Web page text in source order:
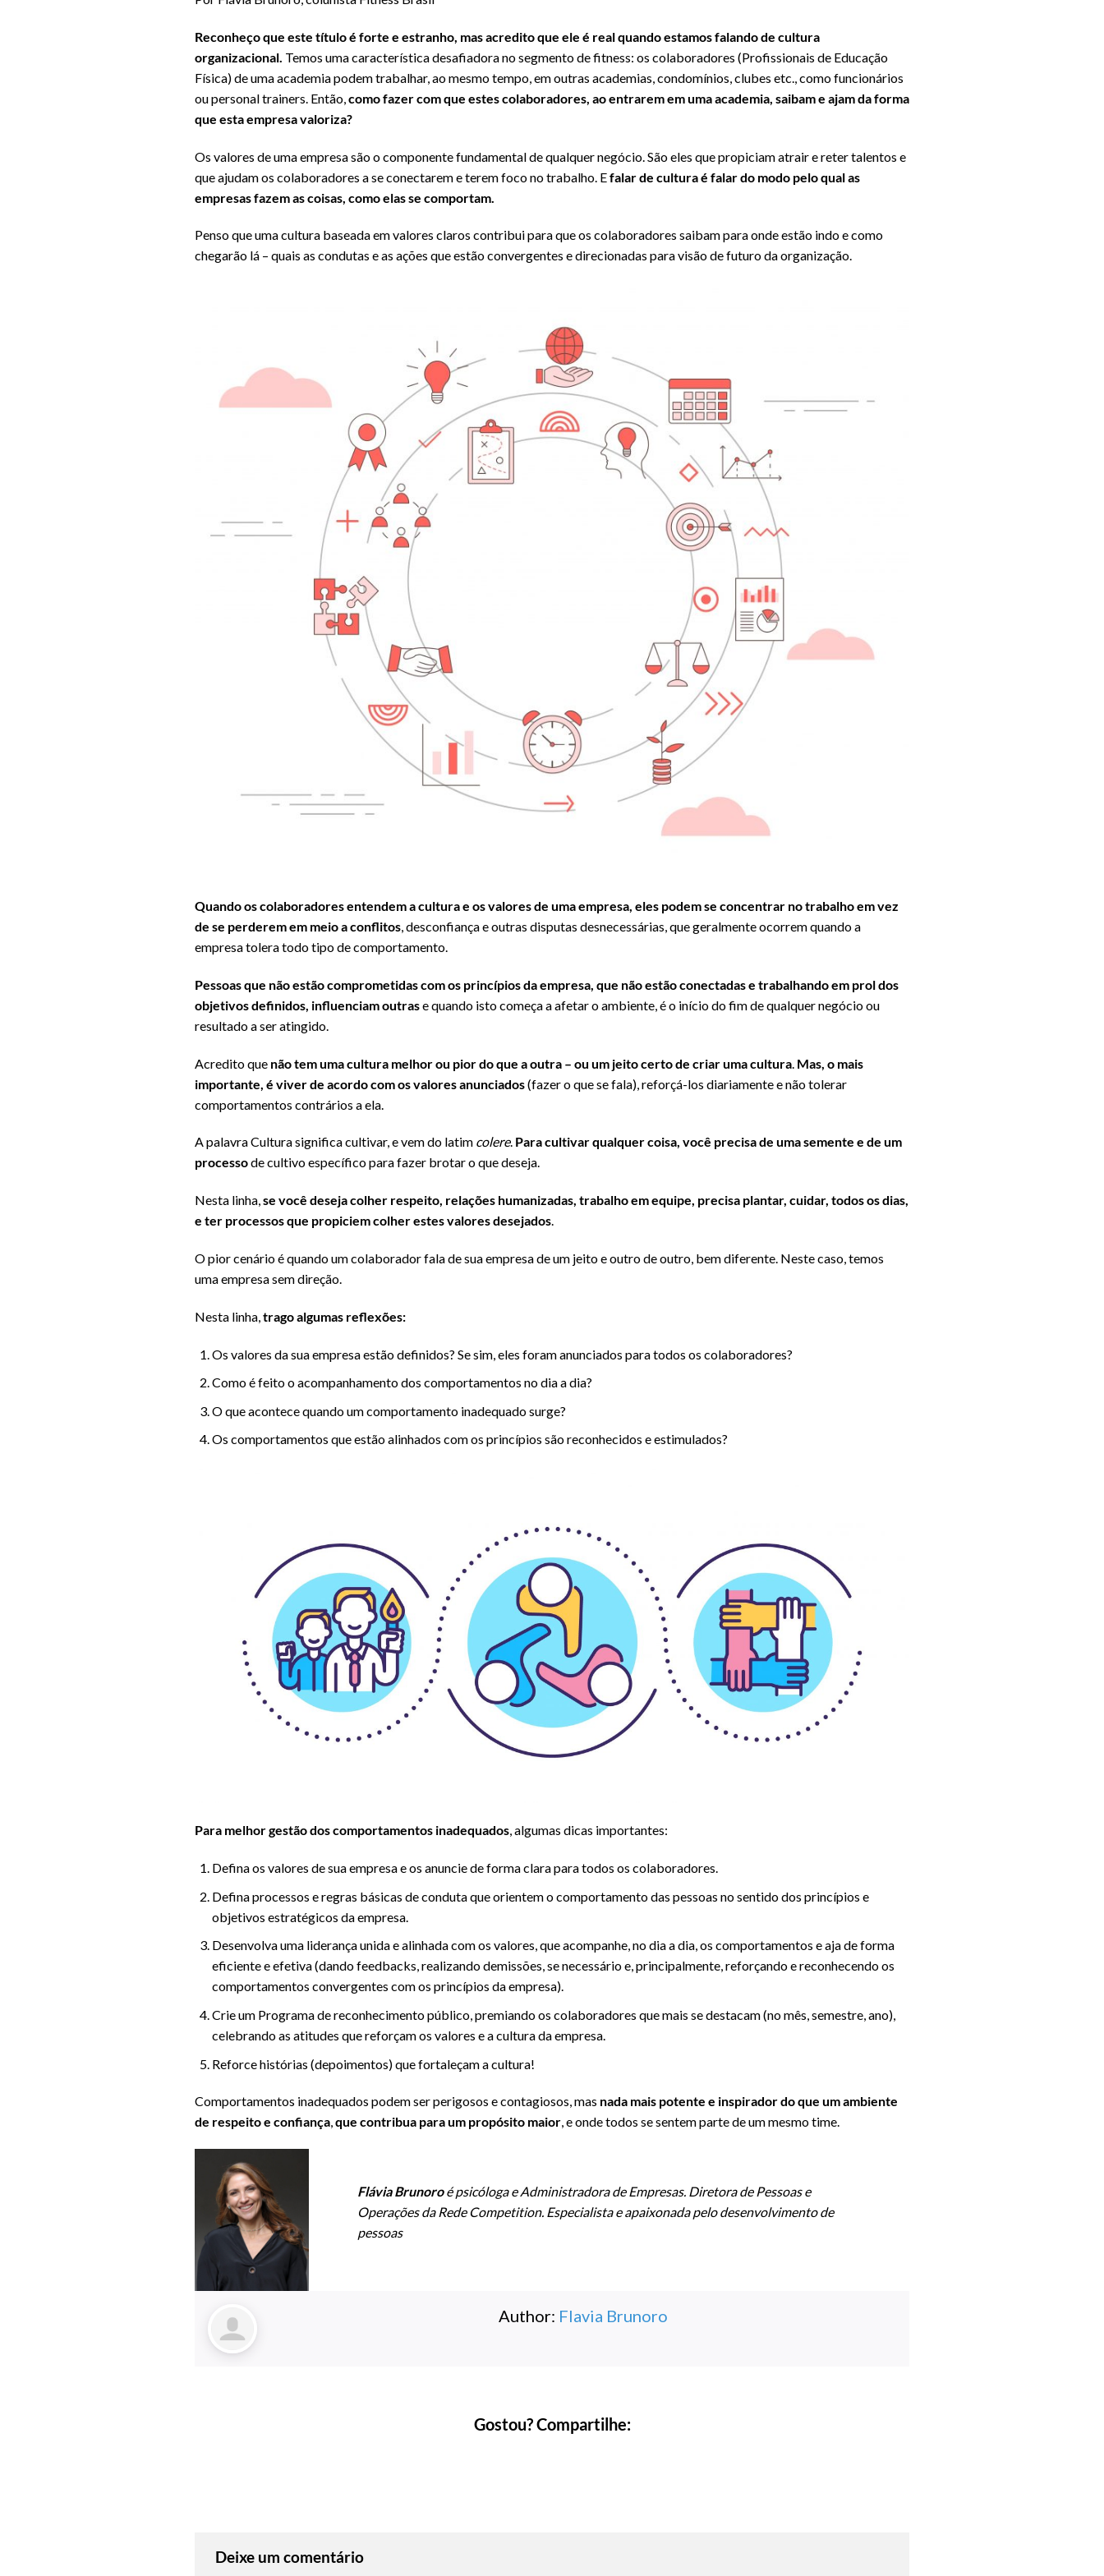
Reconheço que este título é forte e estranho, mas acredito que ele é real quando estamos falando de cultura
organizacional. Temos uma característica desafiadora no segmento de fitness: os colaboradores (Profissionais de Educação
Física) de uma academia podem trabalhar, ao mesmo tempo, em outras academias, condomínios, clubes etc., como funcionários
ou personal trainers. Então, como fazer com que estes colaboradores, ao entrarem em uma academia, saibam e ajam da forma
que esta empresa valoriza?
Os valores de uma empresa são o componente fundamental de qualquer negócio. São eles que propiciam atrair e reter talentos e
que ajudam os colaboradores a se conectarem e terem foco no trabalho. Efalar de cultura é falar do modo pelo qual as
empresas fazem as coisas, como elas se comportam.
Penso que uma cultura baseada em valores claros contribui para que os colaboradores saibam para onde estão indo e como
chegarão lá – quais as condutas e as ações que estão convergentes e direcionadas para visão de futuro da organização.
Quando os colaboradores entendem a cultura e os valores de uma empresa, eles podem se concentrar no trabalho em vez
de se perderem em meio a conflitos, desconfiança e outras disputas desnecessárias, que geralmente ocorrem quando a
empresa tolera todo tipo de comportamento.
Pessoas que não estão comprometidas com os princípios da empresa, que não estão conectadas e trabalhando em prol dos
objetivos definidos, influenciam outrase quando isto começa a afetar o ambiente, é o início do fim de qualquer negócio ou
resultado a ser atingido.
Acredito que não tem uma cultura melhor ou pior do que a outra – ou um jeito certo de criar uma cultura Mas, o mais
importante, é viver de acordo com os valores anunciados(fazer o que se fala), reforçá-los diariamente e não tolerar
comportamentos contrários a ela.
A palavra Cultura significa cultivar, e vem do latim colere. Para cultivar qualquer coisa, você precisa de uma semente e de um
processode cultivo específico para fazer brotar o que deseja.
Nesta linha,se você deseja colher respeito, relações humanizadas, trabalho em equipe, precisa plantar, cuidar, todos os dias,
e ter processos que propiciem colher estes valores desejados.
O pior cenário é quando um colaborador fala de sua empresa de um jeito e outro de outro, bem diferente. Neste caso, temos
uma empresa sem direção.
Nesta linha, trago algumas reflexões:
Os valores da sua empresa estão definidos? Se sim, eles foram anunciados para todos os colaboradores?
Como é feito o acompanhamento dos comportamentos no dia a dia?
O que acontece quando um comportamento inadequado surge?
Os comportamentos que estão alinhados com os princípios são reconhecidos e estimulados?
Para melhor gestão dos comportamentos inadequados, algumas dicas importantes:
Defina os valores de sua empresa e os anuncie de forma clara para todos os colaboradores.
Defina processos e regras básicas de conduta que orientem o comportamento das pessoas no sentido dos princípios e
objetivos estratégicos da empresa.
Desenvolva uma liderança unida e alinhada com os valores, que acompanhe, no dia a dia, os comportamentos e aja de forma
eficiente e efetiva (dando feedbacks, realizando demissões, se necessário e, principalmente, reforçando e reconhecendo os
comportamentos convergentes com os princípios da empresa).
Crie um Programa de reconhecimento público, premiando os colaboradores que mais se destacam (no mês, semestre, ano),
celebrando as atitudes que reforçam os valores e a cultura da empresa.
Reforce histórias (depoimentos) que fortaleçam a cultura!
Comportamentos inadequados podem ser perigosos e contagiosos, mas nada mais potente e inspirador do que um ambiente
de respeito e confiança,que contribua para um propósito maior, e onde todos se sentem parte de um mesmo time.
Flávia Brunoroé psicóloga e Administradora de Empresas. Diretora de Pessoas e
Operações da Rede Competition. Especialista e apaixonada pelo desenvolvimento de
pessoas
Author: Flavia Brunoro
Gostou? Compartilhe:
Deixe um comentário